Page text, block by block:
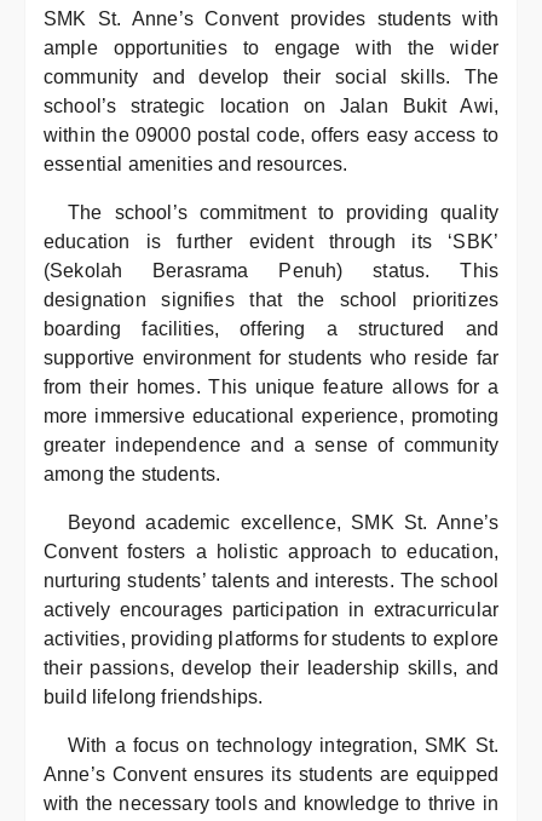
SMK St. Anne’s Convent provides students with
ample opportunities to engage with the wider
community and develop their social skills. The
school’s strategic location on Jalan Bukit Awi,
within the 09000 postal code, offers easy access to
essential amenities and resources.
The school’s commitment to providing quality
education is further evident through its ‘SBK’
(Sekolah Berasrama Penuh) status. This
designation signifies that the school prioritizes
boarding facilities, offering a structured and
supportive environment for students who reside far
from their homes. This unique feature allows for a
more immersive educational experience, promoting
greater independence and a sense of community
among the students.
Beyond academic excellence, SMK St. Anne’s
Convent fosters a holistic approach to education,
nurturing students’ talents and interests. The school
actively encourages participation in extracurricular
activities, providing platforms for students to explore
their passions, develop their leadership skills, and
build lifelong friendships.
With a focus on technology integration, SMK St.
Anne’s Convent ensures its students are equipped
with the necessary tools and knowledge to thrive in